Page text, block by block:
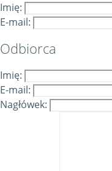
Imię:
E-mail:
Odbiorca
Imię:
E-mail:
Nagłówek: